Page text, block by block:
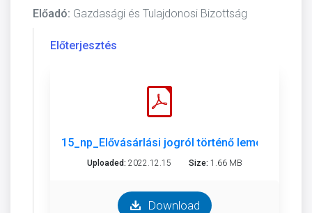
Előadó: Gazdasági és Tulajdonosi Bizottság
Előterjesztés
15_np_Elővásárlási jogról történő lemondás.pdf
Uploaded: 2022.12.15 Size: 1.66 MB
Download